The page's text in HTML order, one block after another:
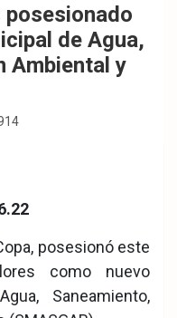
posesionado
de Agua,
Ambiental y
posesionó este
como nuevo
Saneamiento,